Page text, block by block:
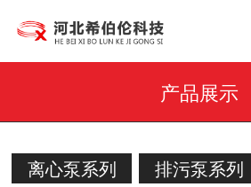
产品展示
离心泵系列 排污泵系列